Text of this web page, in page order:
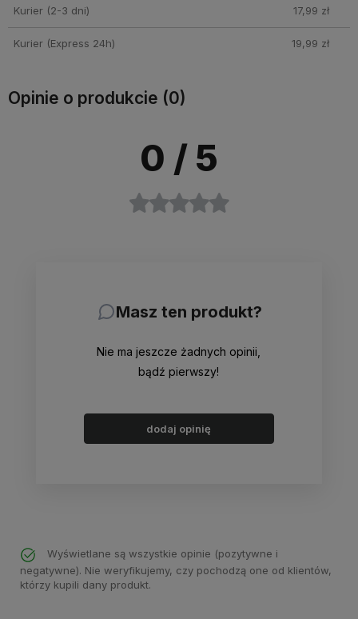
Kurier (2-3 dni) 17,99 zł
Kurier (Express 24h) 19,99 zł
Opinie o produkcie (0)
0 / 5
Masz ten produkt?
Nie ma jeszcze żadnych opinii,
bądź pierwszy!
dodaj opinię
Wyświetlane są wszystkie opinie (pozytywne i
negatywne). Nie weryfikujemy, czy pochodzą one od klientów,
którzy kupili dany produkt.